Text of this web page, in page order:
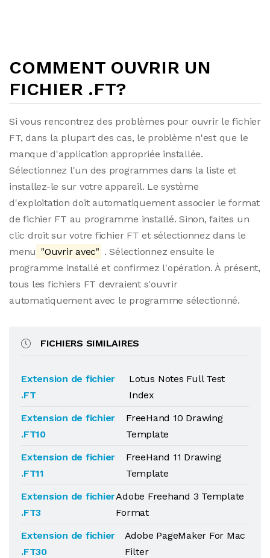
COMMENT OUVRIR UN
FICHIER .FT?
Si vous rencontrez des problèmes pour ouvrir le fichier
FT, dans la plupart des cas, le problème n'est que le
manque d'application appropriée installée.
Sélectionnez l'un des programmes dans la liste et
installez-le sur votre appareil. Le système
d'exploitation doit automatiquement associer le format
de fichier FT au programme installé. Sinon, faites un
clic droit sur votre fichier FT et sélectionnez dans le
menu "Ouvrir avec" . Sélectionnez ensuite le
programme installé et confirmez l'opération. À présent,
tous les fichiers FT devraient s'ouvrir
automatiquement avec le programme sélectionné.
FICHIERS SIMILAIRES
Extension de fichier
.FT
Lotus Notes Full Test
Index
Extension de fichier
.FT10
FreeHand 10 Drawing
Template
Extension de fichier
.FT11
FreeHand 11 Drawing
Template
Extension de fichier
.FT3
Adobe Freehand 3 Template
Format
Extension de fichier
.FT30
Adobe PageMaker For Mac
Filter